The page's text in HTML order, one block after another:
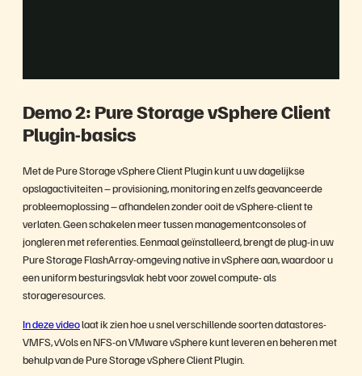
a
y
V
i
Demo 2: Pure Storage vSphere Client
Plugin-basics
Met de Pure Storage vSphere Client Plugin kunt u uw dagelijkse
opslagactiviteiten – provisioning, monitoring en zelfs geavanceerde
probleemoplossing – afhandelen zonder ooit de vSphere-client te
verlaten. Geen schakelen meer tussen managementconsoles of
jongleren met referenties. Eenmaal geïnstalleerd, brengt de plug-in uw
Pure Storage FlashArray-omgeving native in vSphere aan, waardoor u
een uniform besturingsvlak hebt voor zowel compute- als
storageresources.
In deze videolaat ik zien hoe u snel verschillende soorten datastores-
VMFS, vVols en NFS-on VMware vSphere kunt leveren en beheren met
behulp van de Pure Storage vSphere Client Plugin.